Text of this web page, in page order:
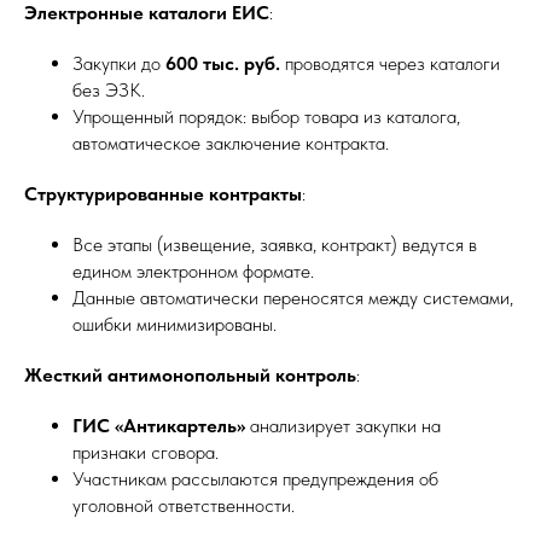
Электронные каталоги ЕИС:
Закупки до 600 тыс. руб. проводятся через каталоги
без ЭЗК.
Упрощенный порядок: выбор товара из каталога,
автоматическое заключение контракта.
Структурированные контракты:
Все этапы (извещение, заявка, контракт) ведутся в
едином электронном формате.
Данные автоматически переносятся между системами,
ошибки минимизированы.
Жесткий антимонопольный контроль:
ГИС «Антикартель» анализирует закупки на
признаки сговора.
Участникам рассылаются предупреждения об
уголовной ответственности.